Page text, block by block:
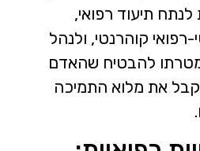
תיעוד רפואי,
רפואי קוהרנטי, ולנהל
להבטיח שהאדם
את מלוא התמיכה